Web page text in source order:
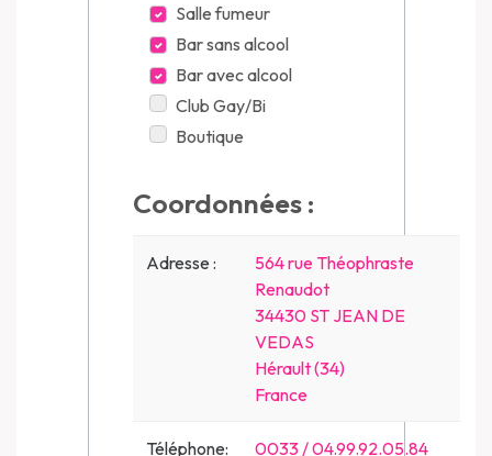
Salle fumeur
Bar sans alcool
Bar avec alcool
Club Gay/Bi
Boutique
Coordonnées :
Adresse :
564 rue Théophraste
Renaudot
34430 ST JEAN DE
VEDAS
Hérault (34)
France
Téléphone: 0033 / 04.99.92.05.84